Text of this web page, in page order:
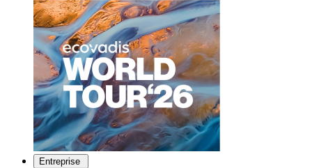
Entreprise